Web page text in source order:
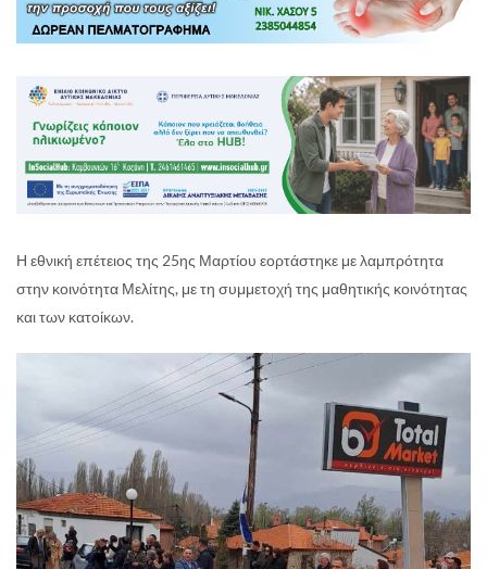
Η εθνική επέτειος της 25ης Μαρτίου εορτάστηκε με λαμπρότητα
στην κοινότητα Μελίτης, με τη συμμετοχή της μαθητικής κοινότητας
και των κατοίκων.